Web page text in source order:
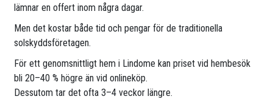
lämnar en offert inom några dagar.
Men det kostar både tid och pengar för de traditionella
solskyddsföretagen.
För ett genomsnittligt hem i Lindome kan priset vid hembesök
bli 20–40 % högre än vid onlineköp.
Dessutom tar det ofta 3–4 veckor längre.